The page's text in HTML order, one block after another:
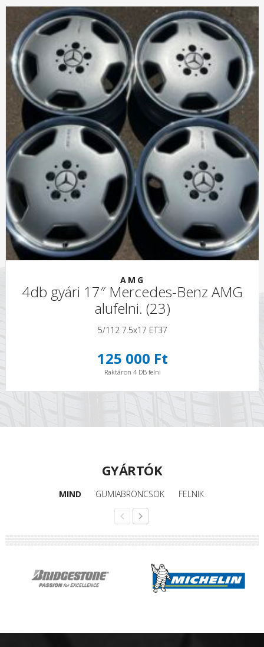
AMG
4db gyári 17″ Mercedes-Benz AMG
alufelni. (23)
5/112 7.5x17 ET37
125 000 Ft
Raktáron 4 DB felni
GYÁRTÓK
MIND GUMIABRONCSOK FELNIK